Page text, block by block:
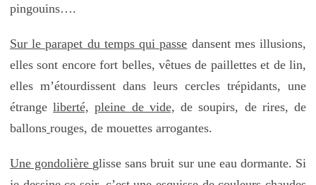
pingouins….
Sur le parapet du temps qui passe dansent mes illusions,
elles sont encore fort belles, vêtues de paillettes et de lin,
elles m’étourdissent dans leurs cercles trépidants, une
étrangeliberté, pleine de vide, de soupirs, de rires, de
ballons rouges, de mouettes arrogantes.
Une gondolière glisse sans bruit sur une eau dormante. Si